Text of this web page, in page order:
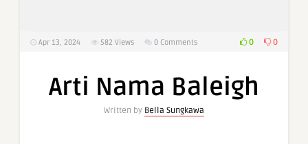
Apr 13, 2024 582 Views 0 Comments 0 0
Arti Nama Baleigh
Written by Bella Sungkawa